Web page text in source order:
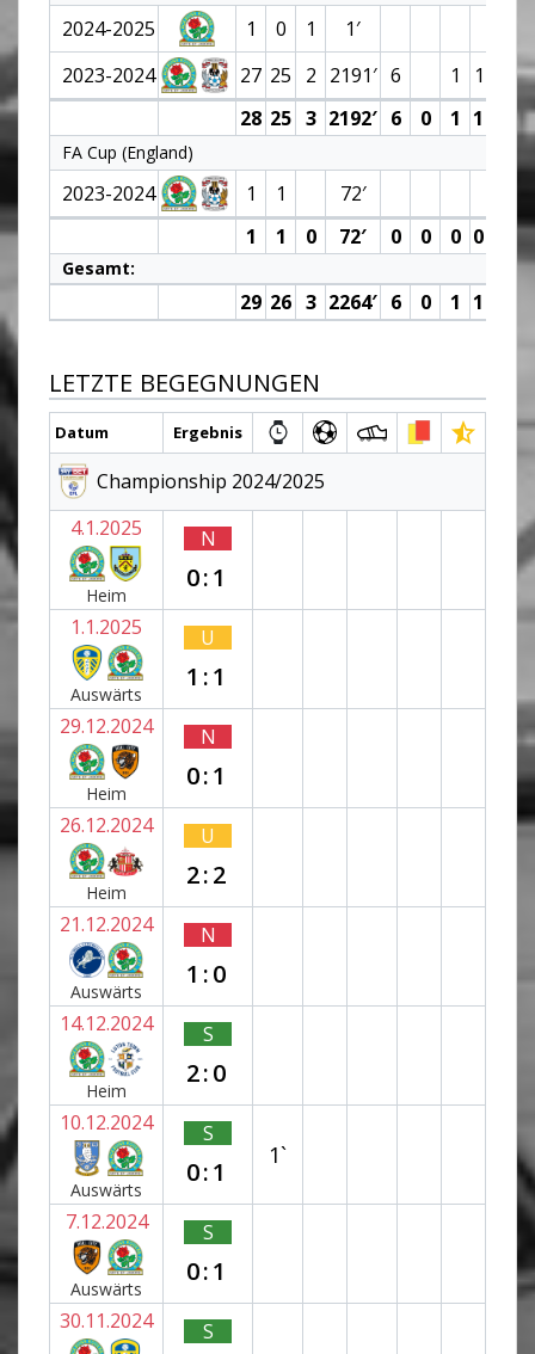
2024-2025 1 0 1
1′
2023-2024
27 25 2 2191′ 6 1
1 (0)
28 25 3 2192′ 6 0 1 1 (0)
FA Cup (England)
2023-2024 1 1
72′
1
1 0 72′ 0 0 0 0 (0)
Gesamt:
29 26 3 2264′ 6 0 1 1 (0)
LETZTE BEGEGNUNGEN
Datum Ergebnis
Championship 2024/2025
4.1.2025
Heim
N
0:1
1.1.2025
Auswärts
U
1:1
29.12.2024
Heim
N
0:1
26.12.2024
Heim
U
2:2
21.12.2024
Auswärts
N
1:0
14.12.2024
Heim
S
2:0
10.12.2024
Auswärts
S
0:1
1`
7.12.2024
Auswärts
S
0:1
30.11.2024 S